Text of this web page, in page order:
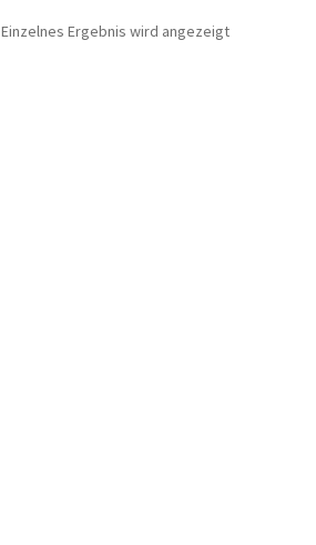
Einzelnes Ergebnis wird angezeigt